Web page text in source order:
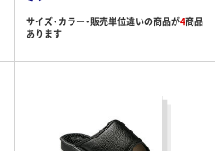
サイズ・カラー・販売単位違いの商品が4商品
あります